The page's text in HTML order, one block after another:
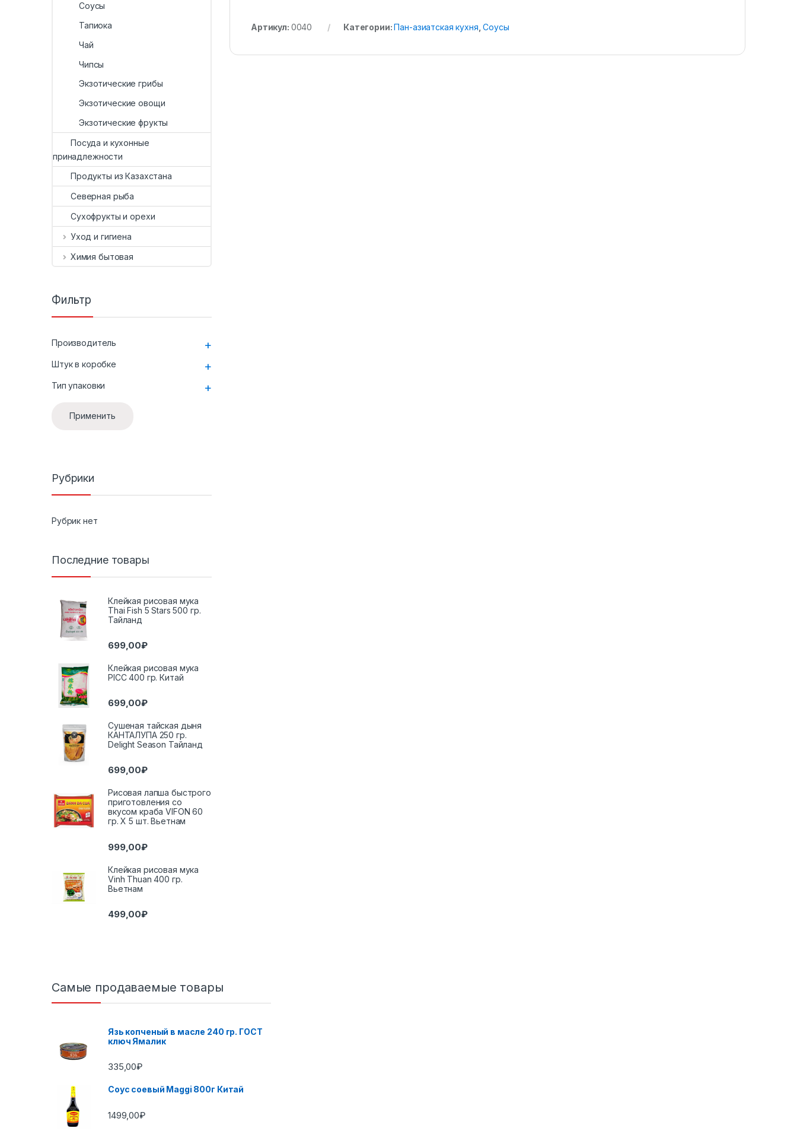
Артикул: 0040 Категории:Пан-азиатская кухня ,Соусы
Соусы
Тапиока
Чай
Чипсы
Экзотические грибы
Экзотические овощи
Экзотические фрукты
Посуда и кухонные
принадлежности
Продукты из Казахстана
Северная рыба
Сухофрукты и орехи
Уход и гигиена
Химия бытовая
Фильтр
Производитель +
Штук в коробке +
Тип упаковки +
Применить
Рубрики
Рубрик нет
Последние товары
Клейкая рисовая мука
Thai Fish 5 Stars 500 гр.
Тайланд
699,00₽
Клейкая рисовая мука
PICC 400 гр. Китай
699,00₽
Сушеная тайская дыня
КАНТАЛУПА 250 гр.
Delight Season Тайланд
699,00₽
Рисовая лапша быстрого
приготовления со
вкусом краба VIFON 60
гр. Х 5 шт. Вьетнам
999,00₽
Клейкая рисовая мука
Vinh Thuan 400 гр.
Вьетнам
499,00₽
Самые продаваемые товары
Язь копченый в масле 240 гр. ГОСТ
ключ Ямалик
335,00₽
Соус соевый Maggi 800г Китай
1499,00₽